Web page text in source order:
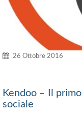
26 Ottobre 2016
Kendoo – Il
sociale